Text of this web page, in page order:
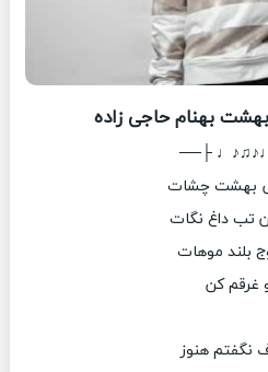
بهنام حاجی زاده
──┤
بهشت چشات
تب داغ نگات
بلند موهات
غرقم کن
نگفتم هنوز